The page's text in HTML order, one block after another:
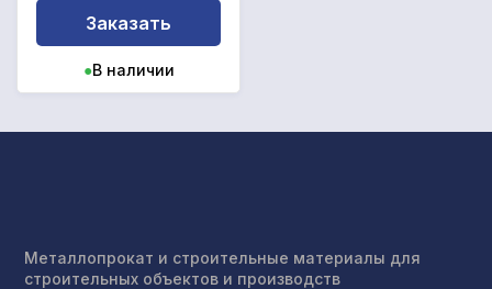
Заказать
●В наличии
Металлопрокат и строительные материалы для
строительных объектов и производств